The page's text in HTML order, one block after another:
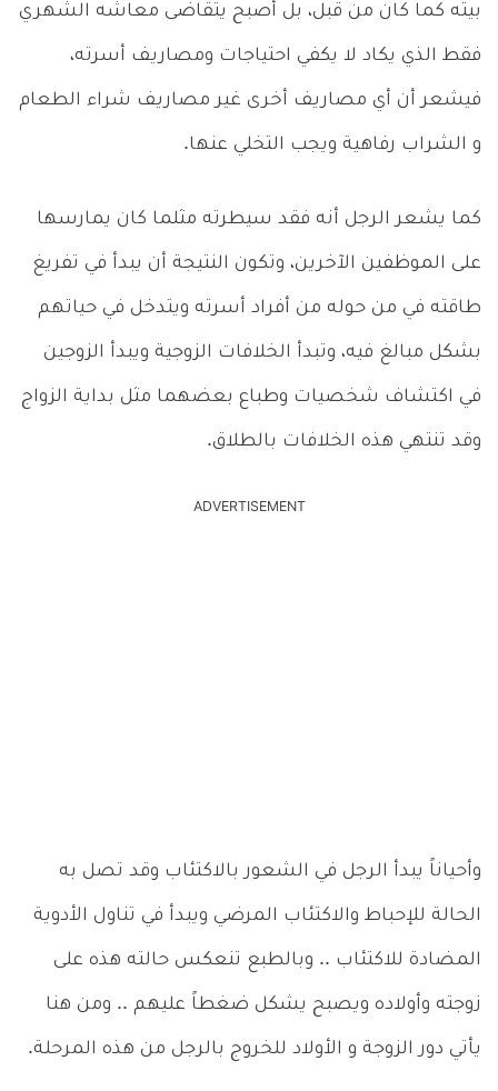
بيته كما كان من قبل، بل أصبح يتقاضى معاشه الشهري
فقط الذي يكاد لا يكفي احتياجات ومصاريف أسرته،
فيشعر أن أي مصاريف أخرى غير مصاريف شراء الطعام
و الشراب رفاهية ويجب التخلي عنها.
كما يشعر الرجل أنه فقد سيطرته مثلما كان يمارسها
على الموظفين الآخرين، وتكون النتيجة أن يبدأ في تفريغ
طاقته في من حوله من أفراد أسرته ويتدخل في حياتهم
بشكل مبالغ فيه، وتبدأ الخلافات الزوجية ويبدأ الزوجين
في اكتشاف شخصيات وطباع بعضهما مثل بداية الزواج
وقد تنتهي هذه الخلافات بالطلاق.
ADVERTISEMENT
وأحياناً يبدأ الرجل في الشعور بالاكتئاب وقد تصل به
الحالة للإحباط والاكتئاب المرضي ويبدأ في تناول الأدوية
المضادة للاكتئاب .. وبالطبع تنعكس حالته هذه على
زوجته وأولاده ويصبح يشكل ضغطاً عليهم .. ومن هنا
يأتي دور الزوجة و الأولاد للخروج بالرجل من هذه المرحلة.